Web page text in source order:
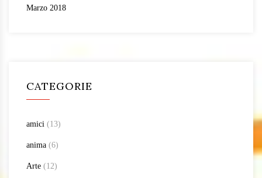
Marzo 2018
CATEGORIE
amici (13)
anima (6)
Arte (12)